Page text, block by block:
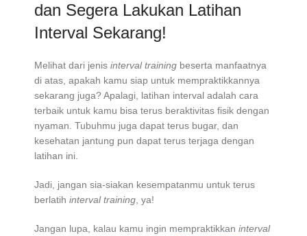
dan Segera Lakukan Latihan
Interval Sekarang!
Melihat dari jenis interval training beserta manfaatnya
di atas, apakah kamu siap untuk mempraktikkannya
sekarang juga? Apalagi, latihan interval adalah cara
terbaik untuk kamu bisa terus beraktivitas fisik dengan
nyaman. Tubuhmu juga dapat terus bugar, dan
kesehatan jantung pun dapat terus terjaga dengan
latihan ini.
Jadi, jangan sia-siakan kesempatanmu untuk terus
berlatih interval training , ya!
Jangan lupa, kalau kamu ingin mempraktikkan interval